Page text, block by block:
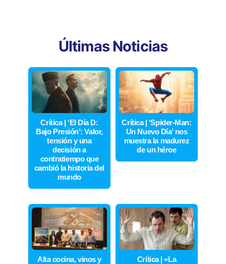
Últimas Noticias
Crítica | ‘El Día D:
Bajo Presión’: Valor,
tensión y una
decisión a
contratiempo que
cambió la historia del
mundo
Crítica | ‘Spider-Man:
Un Nuevo Día’ nos
muestra la madurez
de un héroe
Alta cocina, vinos y
Crítica | «La